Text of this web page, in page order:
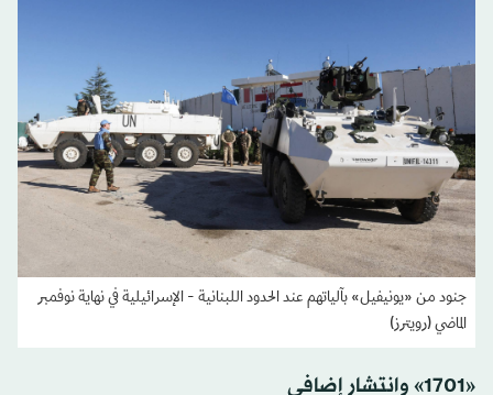
جنود من «يونيفيل» بآلياتهم عند الحدود اللبنانية - الإسرائيلية في نهاية نوفمبر
الماضي (رويترز)
«1701» وانتشار إضافي